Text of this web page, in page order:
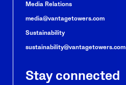
Media Relations
media@vantagetowers.com
Sustainability
sustainability@vantagetowers.com
Stay connected